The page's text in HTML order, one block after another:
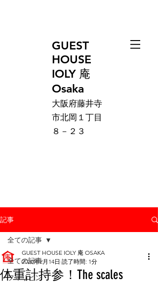
GUEST
HOUSE
IOLY 庵
Osaka
大阪府藤井寺
市北岡１丁目
８－２３
記事
全ての記事
フィリピン
全ての記事
体重計持参！The scales
GUEST HOUSE IOLY 庵 OSAKA
2020年2月14日 読了時間: 1分